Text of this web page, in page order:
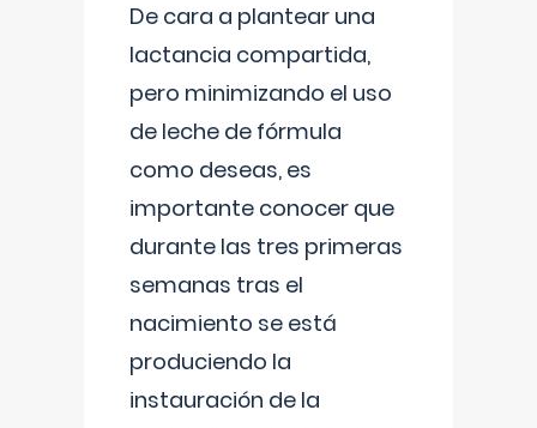
De cara a plantear una
lactancia compartida,
pero minimizando el uso
de leche de fórmula
como deseas, es
importante conocer que
durante las tres primeras
semanas tras el
nacimiento se está
produciendo la
instauración de la